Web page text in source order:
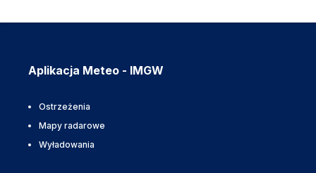
Aplikacja Meteo - IMGW
Ostrzeżenia
Mapy radarowe
Wyładowania